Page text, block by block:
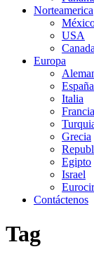
Norteamerica
USA
Canada
Europa
España
Italia
Francia
Grecia
Egipto
Israel
Contáctenos
Tag